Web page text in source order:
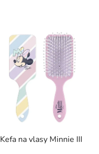
Kefa na vlasy Minnie III